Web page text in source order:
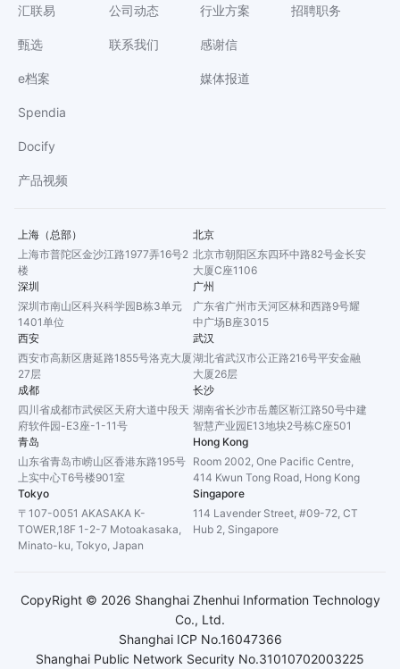
汇联易
甄选
e档案
Spendia
Docify
产品视频
公司动态
联系我们
行业方案
感谢信
媒体报道
招聘职务
上海（总部）
上海市普陀区金沙江路1977弄16号2
楼
北京
北京市朝阳区东四环中路82号金长安
大厦C座1106
深圳
深圳市南山区科兴科学园B栋3单元
1401单位
广州
广东省广州市天河区林和西路9号耀
中广场B座3015
西安
西安市高新区唐延路1855号洛克大厦
27层
武汉
湖北省武汉市公正路216号平安金融
大厦26层
成都
四川省成都市武侯区天府大道中段天
府软件园-E3座-1-11号
长沙
湖南省长沙市岳麓区靳江路50号中建
智慧产业园E13地块2号栋C座501
青岛
山东省青岛市崂山区香港东路195号
上实中心T6号楼901室
Hong Kong
Room 2002, One Pacific Centre,
414 Kwun Tong Road, Hong Kong
Tokyo
〒107-0051 AKASAKA K-
TOWER,18F 1-2-7 Motoakasaka,
Minato-ku, Tokyo, Japan
Singapore
114 Lavender Street, #09-72, CT
Hub 2, Singapore
Shanghai ICP No.16047366
Shanghai Public Network Security No.31010702003225
CopyRight © 2026 Shanghai Zhenhui Information Technology
Co., Ltd.